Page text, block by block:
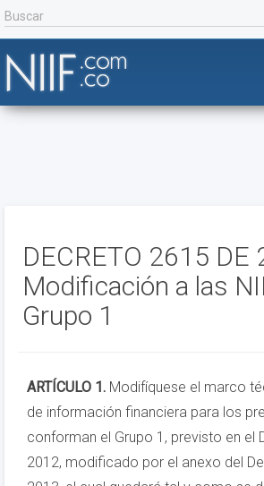
DECRETO 2615 DE
Modificación a las
Grupo 1
ARTÍCULO 1. Modifíquese el marco
de información financiera para los
conforman el Grupo 1, previsto en el
2012, modificado por el anexo del